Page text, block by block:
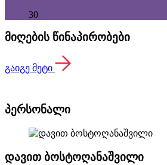
30
მიღების წინაპირობები
გაიგე მეტი
პერსონალი
დავით ბოსტოღანაშვილი